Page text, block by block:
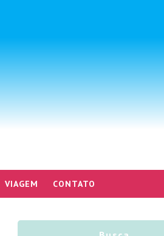
VIAGEM CONTATO